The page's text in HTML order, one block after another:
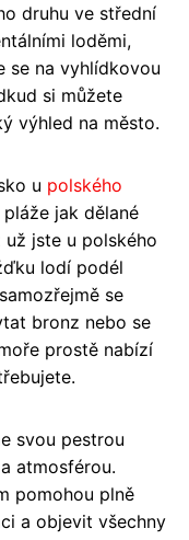
druhu ve střední
loděmi,
se na vyhlídkovou
si můžete
výhled na město.
u polského
jak dělané
jste u polského
lodí podél
se
bronz nebo se
prostě nabízí
svou pestrou
atmosférou.
pomohou plně
a objevit všechny